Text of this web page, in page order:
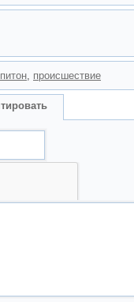
, происшествие